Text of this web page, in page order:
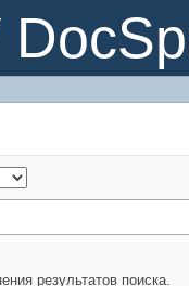
результатов поиска.